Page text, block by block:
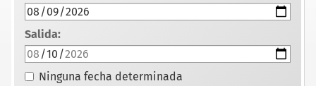
Salida:
Ninguna fecha determinada